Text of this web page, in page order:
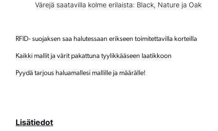
Värejä saatavilla kolme erilaista: Black, Nature ja Oak
RFID- suojaksen saa halutessaan erikseen toimitettavilla korteilla
Kaikki mallit ja värit pakattuna tyylikkääseen laatikkoon
Pyydä tarjous haluamallesi mallille ja määrälle!
Lisätiedot